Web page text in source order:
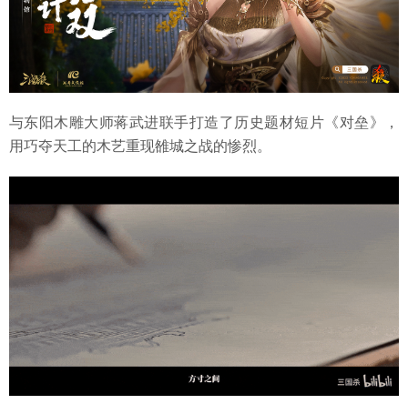
与东阳木雕大师蒋武进联手打造了历史题材短片《对垒》，
用巧夺天工的木艺重现雒城之战的惨烈。